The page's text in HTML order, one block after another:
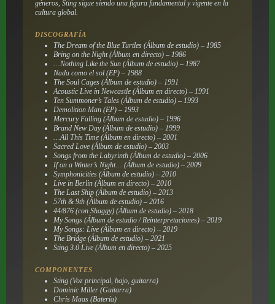
géneros, Sting sigue siendo una figura fundamental y vigente en la
cultura global.
DISCOGRAFÍA
The Dream of the Blue Turtles (Álbum de estudio) – 1985
Bring on the Night (Álbum en directo) – 1986
…Nothing Like the Sun (Álbum de estudio) – 1987
Nada como el sol (EP) – 1988
The Soul Cages (Álbum de estudio) – 1991
Acoustic Live in Newcastle (Álbum en directo) – 1991
Ten Summoner’s Tales (Álbum de estudio) – 1993
Demolition Man (EP) – 1993
Mercury Falling (Álbum de estudio) – 1996
Brand New Day (Álbum de estudio) – 1999
…All This Time (Álbum en directo) – 2001
Sacred Love (Álbum de estudio) – 2003
Songs from the Labyrinth (Álbum de estudio) – 2006
If on a Winter’s Night… (Álbum de estudio) – 2009
Symphonicities (Álbum de estudio) – 2010
Live in Berlin (Álbum en directo) – 2010
The Last Ship (Álbum de estudio) – 2013
57th & 9th (Álbum de estudio) – 2016
44/876 (con Shaggy) (Álbum de estudio) – 2018
My Songs (Álbum de estudio / Reinterpretaciones) – 2019
My Songs: Live (Álbum en directo) – 2019
The Bridge (Álbum de estudio) – 2021
Sting 3.0 Live (Álbum en directo) – 2025
COMPONENTES
Sting (Voz principal, bajo, guitarra)
Dominic Miller (Guitarra)
Chris Maas (Batería)